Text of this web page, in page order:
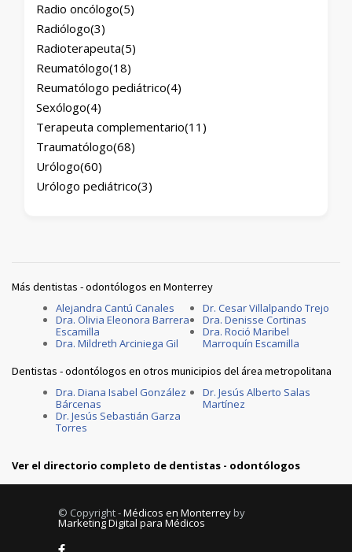
Radio oncólogo(5)
Radiólogo(3)
Radioterapeuta(5)
Reumatólogo(18)
Reumatólogo pediátrico(4)
Sexólogo(4)
Terapeuta complementario(11)
Traumatólogo(68)
Urólogo(60)
Urólogo pediátrico(3)
Más dentistas - odontólogos en Monterrey
Alejandra Cantú Canales
Dra. Olivia Eleonora Barrera
Escamilla
Dra. Mildreth Arciniega Gil
Dr. Cesar Villalpando Trejo
Dra. Denisse Cortinas
Dra. Roció Maribel
Marroquín Escamilla
Dentistas - odontólogos en otros municipios del área metropolitana
Dra. Diana Isabel González
Bárcenas
Dr. Jesús Sebastián Garza
Torres
Dr. Jesús Alberto Salas
Martínez
Ver el directorio completo de dentistas - odontólogos
© Copyright -Médicos en Monterreyby
Marketing Digital para Médicos